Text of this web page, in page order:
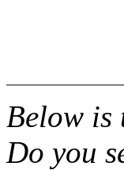
Below is
Do you